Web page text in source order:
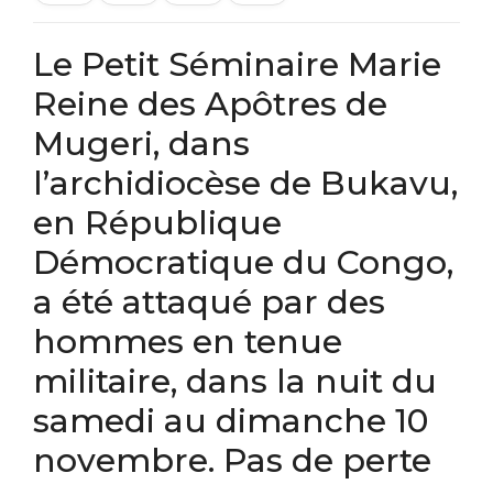
Le Petit Séminaire Marie
Reine des Apôtres de
Mugeri, dans
l’archidiocèse de Bukavu,
en République
Démocratique du Congo,
a été attaqué par des
hommes en tenue
militaire, dans la nuit du
samedi au dimanche 10
novembre. Pas de perte